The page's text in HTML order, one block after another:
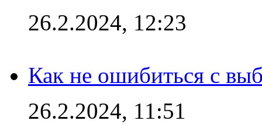
26.2.2024, 12:23
Как не ошибиться с
26.2.2024, 11:51